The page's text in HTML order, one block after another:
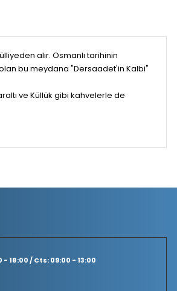
alır. Osmanlı tarihinin
bu meydana "Dersaadet'in Kalbi"
ve Küllük gibi kahvelerle de
18:00 / Cts: 09:00 - 13:00